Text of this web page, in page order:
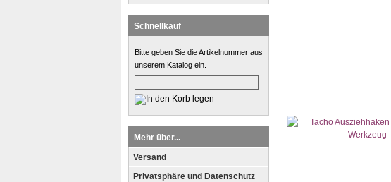
Schnellkauf
Bitte geben Sie die Artikelnummer aus
unserem Katalog ein.
Mehr über...
Versand
Privatsphäre und Datenschutz